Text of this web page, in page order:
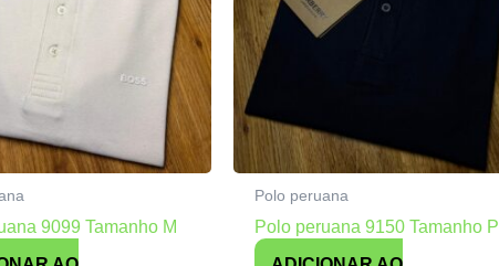
9099 Tamanho M
Polo peruana
Polo peruana 9150 Tamanho P